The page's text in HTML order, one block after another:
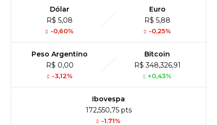
Dólar
R$ 5,08
-0,60%
Euro
R$ 5,88
-0,25%
Peso Argentino
R$ 0,00
-3,12%
Bitcoin
R$ 348,326,91
+0,43%
Ibovespa
172,550,75 pts
-1.71%